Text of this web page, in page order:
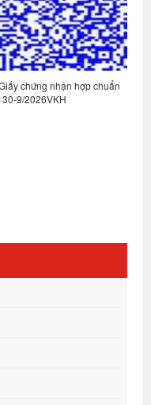
chứng nhận hợp chuẩn
9/2026VKH